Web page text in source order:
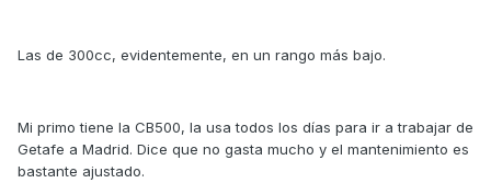
Las de 300cc, evidentemente, en un rango más bajo.
Mi primo tiene la CB500, la usa todos los días para ir a trabajar de
Getafe a Madrid. Dice que no gasta mucho y el mantenimiento es
bastante ajustado.